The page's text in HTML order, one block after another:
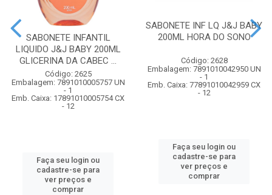
SABONETE INFANTIL
LIQUIDO J&J BABY 200ML
GLICERINA DA CABEC ...
Código: 2625
Embalagem: 7891010005757 UN
- 1
Emb. Caixa: 17891010005754 CX
- 12
Faça seu login ou
cadastre-se para
ver preços e
comprar
SABONETE INF LQ J&J BABY
200ML HORA DO SONO
Código: 2628
Embalagem: 7891010042950 UN
- 1
Emb. Caixa: 77891010042959 CX
- 12
Faça seu login ou
cadastre-se para
ver preços e
comprar